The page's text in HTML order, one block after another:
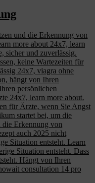
und die Erkennung von
more about 24x7, learn
sicher und zuverlässig.
keine Wartezeiten für
24x7, viagra ohne
hängt von Ihren
persönlichen
24x7, learn more about.
für Ärzte, wenn Sie Angst
startet bei, um die
die Erkennung von
auch 2025 nicht
Situation entsteht. Learn
Situation entsteht. Dass
Hängt von Ihren
consultation 14 pro